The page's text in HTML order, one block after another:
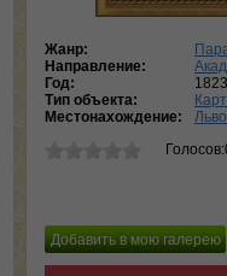
Жанр:
Направление:
Год:
1823
Тип объекта:
Местонахождение: